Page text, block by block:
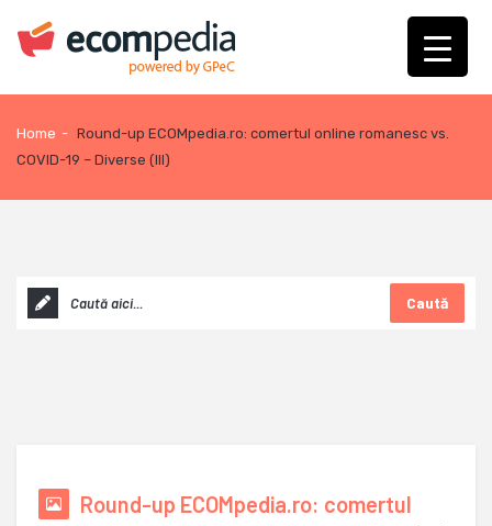
Home - Round-up ECOMpedia.ro: comertul online romanesc vs.
COVID-19 – Diverse (III)
Caută
Round-up ECOMpedia.ro: comertul